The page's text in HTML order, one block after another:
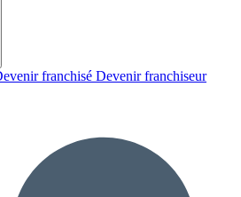
franchisé Devenir franchiseur